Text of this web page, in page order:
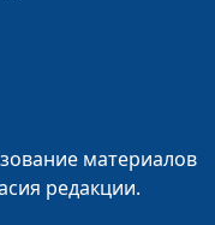
Синицына,
материалов
редакции.